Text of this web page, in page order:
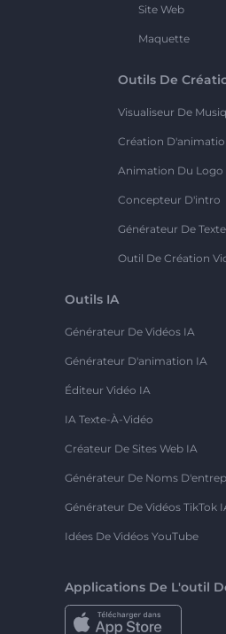
Site Web
Maquette
Outils De
Visualiseur De
Création
Animation Du Logo
Concepteur D'intro
Générateur De
Outil De Création
Outils IA
Générateur De Vidéos IA
Générateur D'animation IA
Éditeur Vidéo IA
IA Texte-À-Vidéo
Créateur De Sites Web IA
Générateur De Noms
Générateur De Vidéos TikTok
Idées De Vidéos YouTube
Applications De L'outil